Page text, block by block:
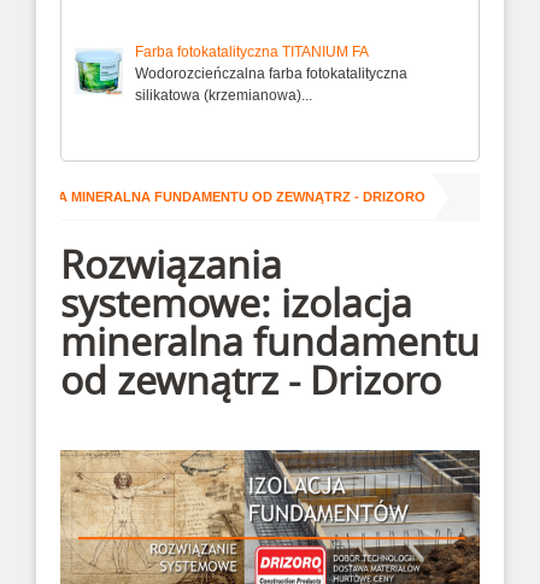
Farba fotokatalityczna TITANIUM FA
Wodorozcieńczalna farba fotokatalityczna
silikatowa (krzemianowa)...
IZOLACJA MINERALNA FUNDAMENTU OD ZEWNĄTRZ - DRIZORO
Rozwiązania
systemowe: izolacja
mineralna fundamentu
od zewnątrz - Drizoro